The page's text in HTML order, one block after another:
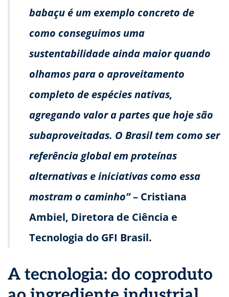
babaçu é um exemplo concreto de
como conseguimos uma
sustentabilidade ainda maior quando
olhamos para o aproveitamento
completo de espécies nativas,
agregando valor a partes que hoje são
subaproveitadas. O Brasil tem como ser
referência global em proteínas
alternativas e iniciativas como essa
mostram o caminho”– Cristiana
Ambiel, Diretora de Ciência e
Tecnologia do GFI Brasil.
A tecnologia: do coproduto